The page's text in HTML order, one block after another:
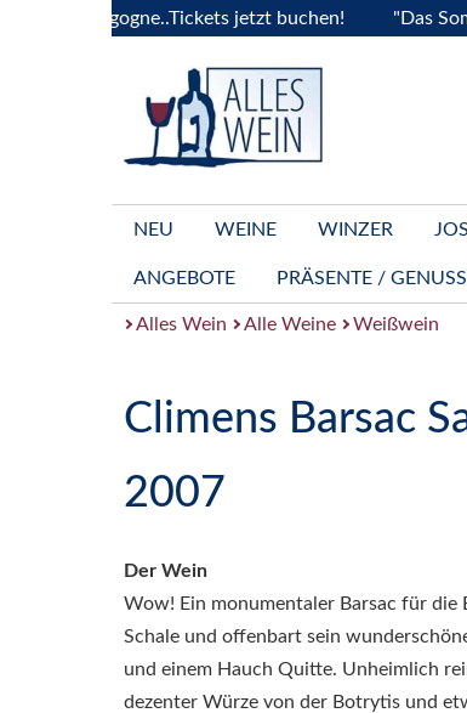
Bourgogne..Tickets jetzt buchen! "Das
NEU WEINE WINZER
ANGEBOTE PRÄSENTE /
Alles Wein Alle Weine Weißwein
Climens Barsac
2007
Der Wein
Wow! Ein monumentaler Barsac für die
Schale und offenbart sein
und einem Hauch Quitte. Unheimlich
dezenter Würze von der Botrytis und